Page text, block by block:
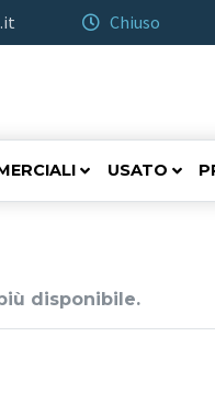
Chiuso
USATO
disponibile.